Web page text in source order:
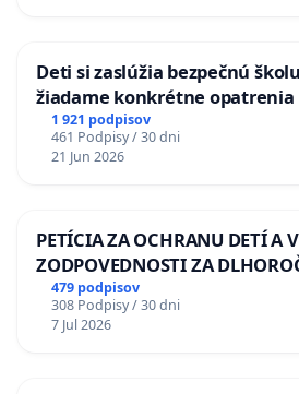
Deti si zaslúžia bezpečnú
žiadame konkrétne opatrenia
situácie v školstve
1 921 podpisov
461 Podpisy / 30 dni
21 Jun 2026
PETÍCIA ZA OCHRANU DETÍ A
ZODPOVEDNOSTI ZA
A ZLYHANIE ŠTÁTU
479 podpisov
308 Podpisy / 30 dni
7 Jul 2026